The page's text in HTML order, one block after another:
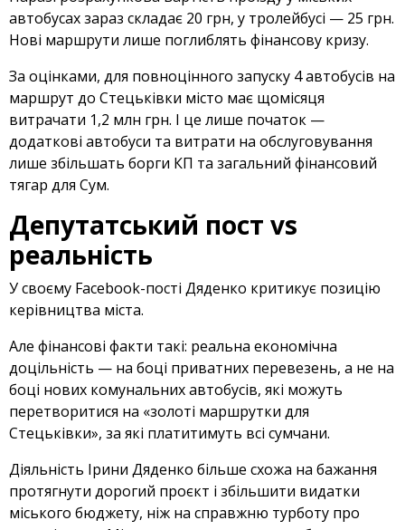
автобусах зараз складає 20 грн, у тролейбусі — 25 грн.
Нові маршрути лише поглиблять фінансову кризу.
За оцінками, для повноцінного запуску 4 автобусів на
маршрут до Стецьківки місто має щомісяця
витрачати 1,2 млн грн. І це лише початок —
додаткові автобуси та витрати на обслуговування
лише збільшать борги КП та загальний фінансовий
тягар для Сум.
Депутатський пост vs
реальність
У своєму Facebook-пості Дяденко критикує позицію
керівництва міста.
Але фінансові факти такі: реальна економічна
доцільність — на боці приватних перевезень, а не на
боці нових комунальних автобусів, які можуть
перетворитися на «золоті маршрутки для
Стецьківки», за які платитимуть всі сумчани.
Діяльність Ірини Дяденко більше схожа на бажання
протягнути дорогий проєкт і збільшити видатки
міського бюджету, ніж на справжню турботу про